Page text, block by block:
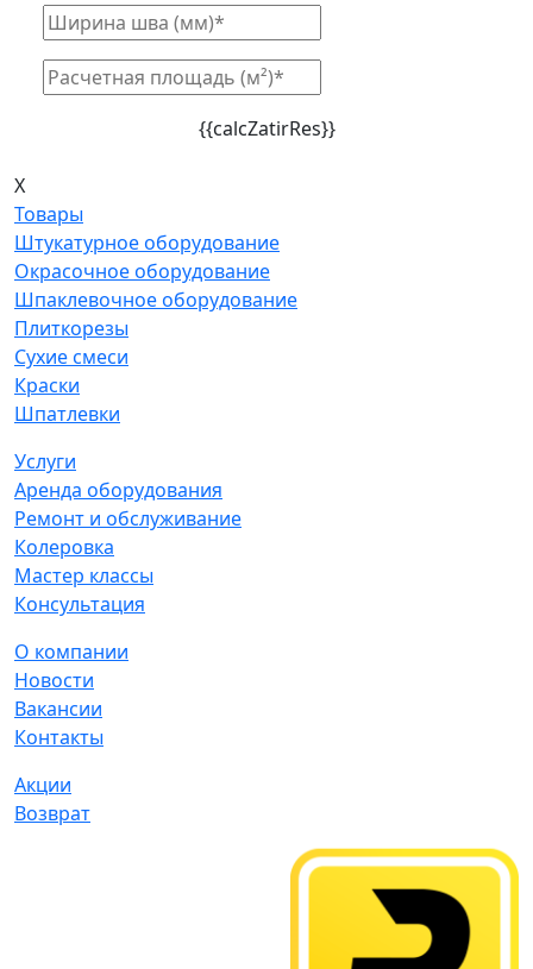
{{calcZatirRes}}
X
Товары
Штукатурное оборудование
Окрасочное оборудование
Шпаклевочное оборудование
Плиткорезы
Сухие смеси
Краски
Шпатлевки
Услуги
Аренда оборудования
Ремонт и обслуживание
Колеровка
Мастер классы
Консультация
О компании
Новости
Вакансии
Контакты
Акции
Возврат